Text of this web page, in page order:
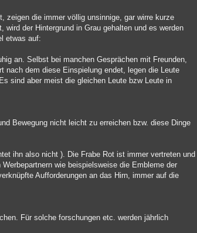
zeigen die immer völlig unsinnige, gar wirre kurze
der Hintergrund in Grau gehalten und es werden
etwas auf:
an. Selbst bei manchen Gesprächen mit Freunden,
dem diese Einspielung endet, legen die Leute
sind aber meist die gleichen Leute bzw Leute in
Bewegung nicht leicht zu erreichen bzw. diese Dinge
ihn also nicht ). Die Frabe Rot ist immer vertreten und
wie beispielsweise die Embleme der
Aufforderungen an das Hirn, immer auf die
Für solche forschungen etc. werden jährlich